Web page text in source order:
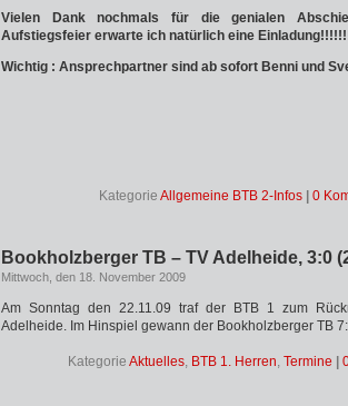
Vielen Dank nochmals für die genialen
Aufstiegsfeier erwarte ich natürlich eine
Wichtig : Ansprechpartner sind ab sofort Benni und
Kategorie Allgemeine BTB 2-Infos 0
Bookholzberger TB – TV Adelheide, 3:0
Mittwoch, den 18. November 2009
Am Sonntag den 22.11.09 traf der BTB 1 zum
Adelheide. Im Hinspiel gewann der Bookholzberger TB
Kategorie Aktuelles, BTB 1. Herren, Termine